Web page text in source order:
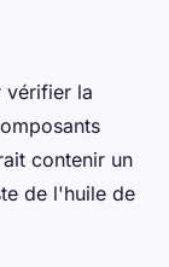
vérifier la
contenir un
de l'huile de